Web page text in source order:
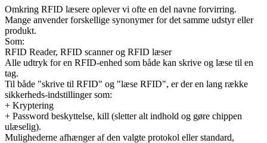
Omkring RFID læsere oplever vi ofte en del navne forvirring.
Mange anvender forskellige synonymer for det samme udstyr eller
produkt.
Som:
RFID Reader, RFID scanner og RFID læser
Alle udtryk for en RFID-enhed som både kan skrive og læse til en
tag.
Til både "skrive til RFID" og "læse RFID", er der en lang række
sikkerheds-indstillinger som:
+ Kryptering
+ Password beskyttelse, kill (sletter alt indhold og gøre chippen
ulæselig).
Mulighederne afhænger af den valgte protokol eller standard,